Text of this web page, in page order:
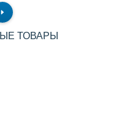
ТОВАРЫ